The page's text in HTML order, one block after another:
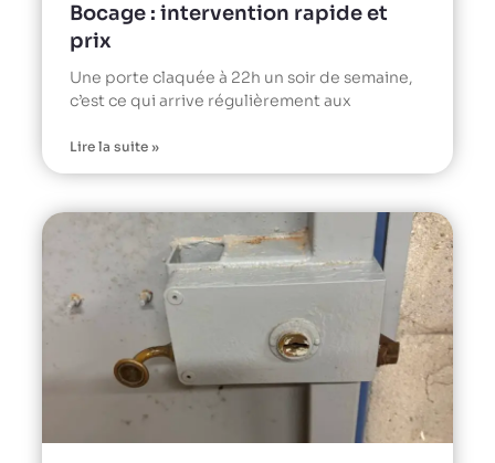
Bocage : intervention rapide et
prix
Une porte claquée à 22h un soir de semaine,
c’est ce qui arrive régulièrement aux
Lire la suite »